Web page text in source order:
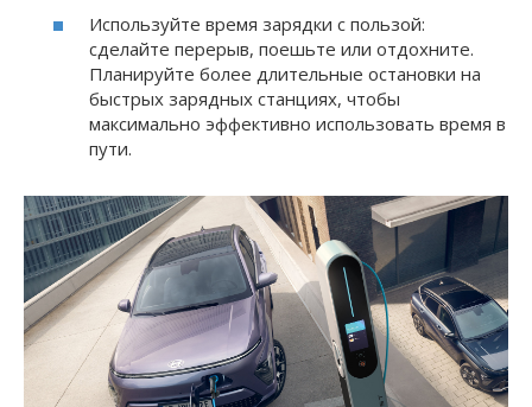
Используйте время зарядки с пользой:
сделайте перерыв, поешьте или отдохните.
Планируйте более длительные остановки на
быстрых зарядных станциях, чтобы
максимально эффективно использовать время в
пути.